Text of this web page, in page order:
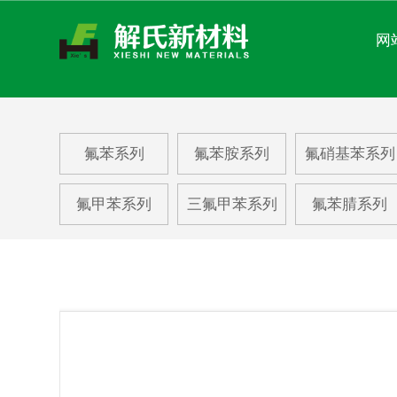
网
关于我们
About us
产品中心
Product center
新闻中心
News center
氟苯系列 氟苯胺系列 氟硝基苯系列
氟甲苯系列 三氟甲苯系列 氟苯腈系列